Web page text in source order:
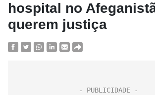
hospital no
querem justiça